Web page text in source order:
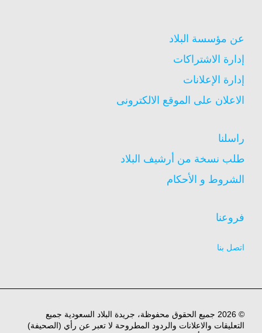
عن مؤسسة البلاد
إدارة الاشتراكات
إدارة الإعلانات
الاعلان على الموقع الالكترونى
راسلنا
طلب نسخة من أرشيف البلاد
الشروط و الأحكام
فروعنا
اتصل بنا
© 2026 جميع الحقوق محفوظة، جريدة البلاد السعودية جميع
التعليقات والاعلانات والردود المطروحة لا تعبر عن رأي (الصحيفة)